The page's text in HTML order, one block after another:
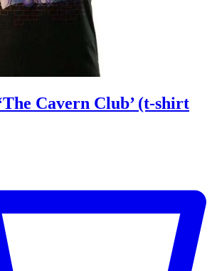
Cavern Club’ (t-shirt